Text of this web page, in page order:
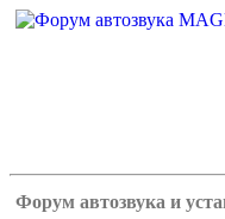
Форум автозвука и